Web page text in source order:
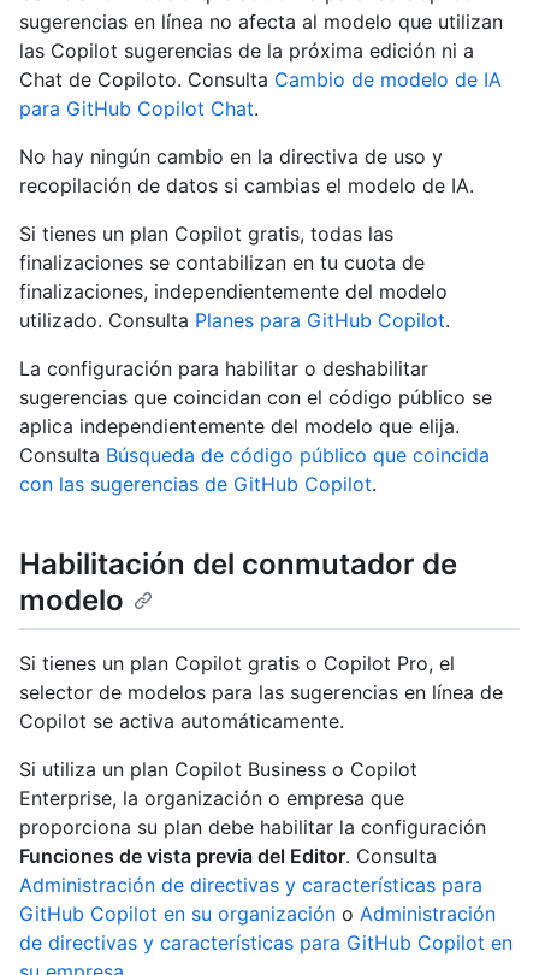
sugerencias en línea no afecta al modelo que utilizan
las Copilot sugerencias de la próxima edición ni a
Chat de Copiloto. Consulta Cambio de modelo de IA
para GitHub Copilot Chat.
No hay ningún cambio en la directiva de uso y
recopilación de datos si cambias el modelo de IA.
Si tienes un plan Copilot gratis, todas las
finalizaciones se contabilizan en tu cuota de
finalizaciones, independientemente del modelo
utilizado. Consulta Planes para GitHub Copilot.
La configuración para habilitar o deshabilitar
sugerencias que coincidan con el código público se
aplica independientemente del modelo que elija.
Consulta Búsqueda de código público que coincida
con las sugerencias de GitHub Copilot.
Habilitación del conmutador de
modelo
Si tienes un plan Copilot gratis o Copilot Pro, el
selector de modelos para las sugerencias en línea de
Copilot se activa automáticamente.
Si utiliza un plan Copilot Business o Copilot
Enterprise, la organización o empresa que
proporciona su plan debe habilitar la configuración
Funciones de vista previa del Editor. Consulta
Administración de directivas y características para
GitHub Copilot en su organización o Administración
de directivas y características para GitHub Copilot en